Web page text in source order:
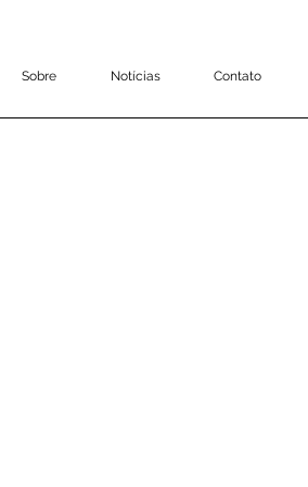
Sobre Notícias Contato